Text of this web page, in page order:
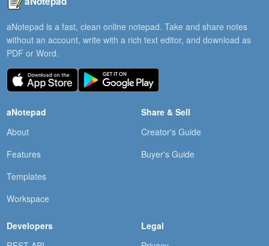
aNotepad is a fast, clean online notepad. Take and share notes
without an account, write with a rich text editor, and download as
PDF or Word.
aNotepad
About
Features
Templates
Workspace
Share & Sell
Creator's Guide
Buyer's Guide
Developers
Legal